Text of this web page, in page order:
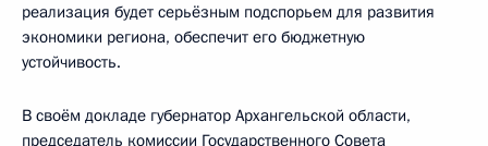
реализация будет серьёзным подспорьем для развития
экономики региона, обеспечит его бюджетную
устойчивость.
В своём докладе губернатор Архангельской области,
председатель комиссии Государственного Совета